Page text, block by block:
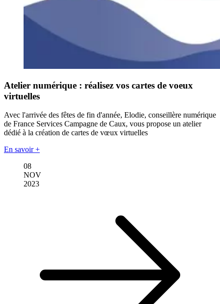
Atelier numérique : réalisez vos cartes de voeux
virtuelles
Avec l'arrivée des fêtes de fin d'année, Elodie, conseillère numérique
de France Services Campagne de Caux, vous propose un atelier
dédié à la création de cartes de vœux virtuelles
En savoir +
08
NOV
2023